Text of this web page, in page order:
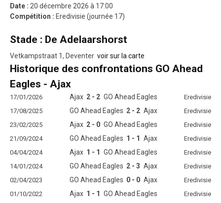
Date : 20 décembre 2026 à 17:00
Compétition : Eredivisie (journée 17)
Stade : De Adelaarshorst
Vetkampstraat 1, Deventer voir sur la carte
Historique des confrontations GO Ahead
Eagles - Ajax
17/01/2026 Ajax 2 - 2 GO Ahead Eagles
Eredivisie
17/08/2025
GO Ahead Eagles 2 - 2 Ajax
Eredivisie
23/02/2025
Ajax 2 - 0 GO Ahead Eagles
Eredivisie
21/09/2024
GO Ahead Eagles 1 - 1 Ajax
Eredivisie
04/04/2024
Ajax 1 - 1 GO Ahead Eagles
Eredivisie
14/01/2024
GO Ahead Eagles 2 - 3 Ajax
Eredivisie
02/04/2023
GO Ahead Eagles 0 - 0 Ajax
Eredivisie
01/10/2022
Ajax 1 - 1 GO Ahead Eagles
Eredivisie